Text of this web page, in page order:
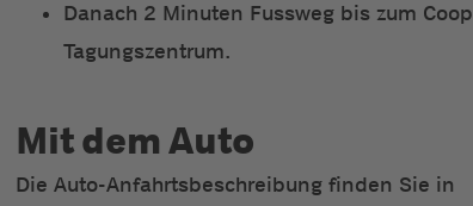
Danach 2 Minuten Fussweg bis zum Coop
Tagungszentrum.
Mit dem Auto
Die Auto-Anfahrtsbeschreibung finden Sie in